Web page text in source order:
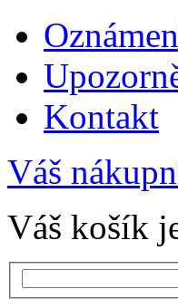
Kontakt
Váš
Váš košík